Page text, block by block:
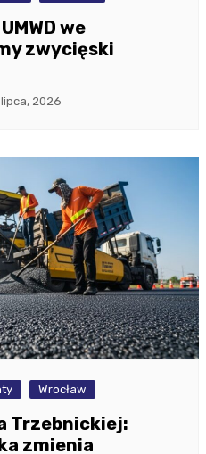
we
zwycięski
lipca, 2026
Wrocław
Trzebnickiej:
zmienia